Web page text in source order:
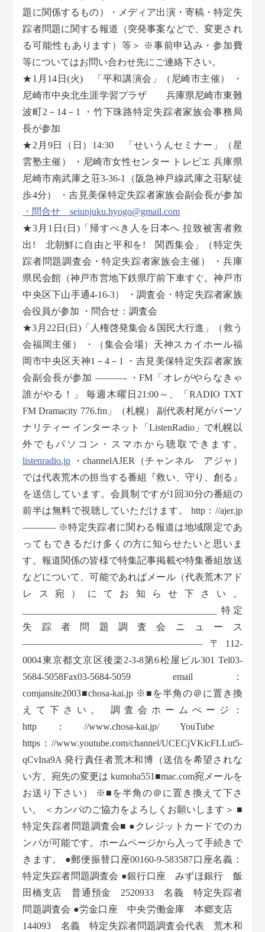
題に関係するもの）・メディア出演・寄稿・特定失
踪者問題に関する報道（突発事案などで、変更され
る可能性もあります）等＞ ※事前申込み・参加費
等についてはお問い合わせ先にご連絡下さい。
★1月14日(火) 「平和講演会」（尼崎市主催） ・
尼崎市中央北生涯学習プラザ 兵庫県尼崎市東難
波町2－14－1 ・竹下珠路特定失踪者家族会事務局
長が参加
★2月9日（日）14:30 「せいうんセミナー」（星
雲塾主催） ・尼崎市女性センター トレピエ 兵庫県
尼崎市南武庫之荘3-36-1（阪急神戸線武庫之荘駅徒
歩4分） ・吉見美保特定失踪者家族会副会長が参加
・問合せ seiunjuku.hyogo@gmail.com
★3月1日(日)「帰すべき人を日本へ 拉致被害者救
出! 北朝鮮に自由と平和を! 関西集会」（特定失
踪者問題調査会・特定失踪者家族会主催） ・兵庫
県民会館（神戸市営地下鉄県庁前下車すぐ。神戸市
中央区下山手通4-16-3） ・調査会・特定失踪者家族
会役員が参加 ・問合せ：調査会
★3月22日(日)「人権啓発集会＆国民大行進」（救う
会福岡主催） ・（集会会場）天神スカイホール福
岡市中央区天神1－4－1 ・吉見美保特定失踪者家族
会副会長が参加 ———- ・FM「オレがやらなきゃ
誰がやる！」 毎週木曜日21:00～、「RADIO TXT
FM Dramacity 776.fm」（札幌） 副代表村尾がパーソ
ナリティー インターネット「ListenRadio」で札幌以
外でもパソコン・スマホから聴取できます。
listenradio.jp ・channelAJER（チャンネル アジャ）
では代表荒木の担当する番組『救い、守り、創る』
を送信しています。会員制ですが1回30分の番組の
前半は無料で視聴していただけます。 http：//ajer.jp
———– ※特定失踪者に関わる報道は地域限定であ
ってもできるだけ多くの方に知らせたいと思いま
す。報道関係の皆様で特集記事掲載や特集番組放送
などについて、可能であればメール（代表荒木アド
レス宛）にてお知らせ下さい。
_________________________________________ 特定
失踪者問題調査会ニュース
——————————————————— 〒112-
0004東京都文京区後楽2-3-8第6松屋ビル301 Tel03-
5684-5058Fax03-5684-5059 email：
comjansite2003■chosa-kai.jp ※■を半角の＠に置き換
えて下さい。 調査会ホームぺージ：
http：//www.chosa-kai.jp/ YouTube
https：//www.youtube.com/channel/UCECjVKicFLLut5-
qCvIna9A 発行責任者荒木和博（送信を希望されな
い方、宛先の変更は kumoha551■mac.com宛メールを
お送り下さい） ※■を半角の＠に置き換えて下さ
い。 ＜カンパのご協力をよろしくお願いします＞ ■
特定失踪者問題調査会■ ●クレジットカードでのカ
ンパが可能です。ホームページから入って手続きで
きます。 ●郵便振替口座00160-9-583587口座名義：
特定失踪者問題調査会 ●銀行口座 みずほ銀行 飯
田橋支店 普通預金 2520933 名義 特定失踪者
問題調査会 ●労金口座 中央労働金庫 本郷支店
144093 名義 特定失踪者問題調査会代表 荒木和